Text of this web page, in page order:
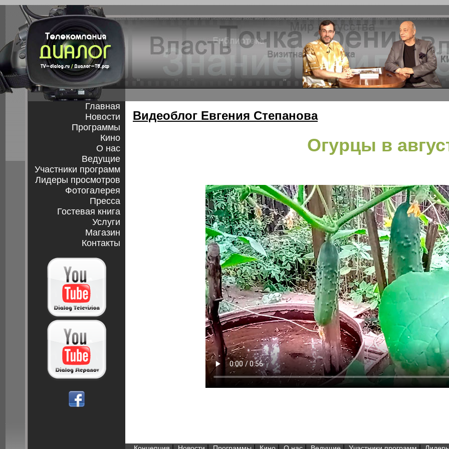
Главная
Новости
Программы
Кино
О нас
Ведущие
Участники программ
Лидеры просмотров
Фотогалерея
Пресса
Гостевая книга
Услуги
Магазин
Контакты
Видеоблог Евгения Степанова
Огурцы в